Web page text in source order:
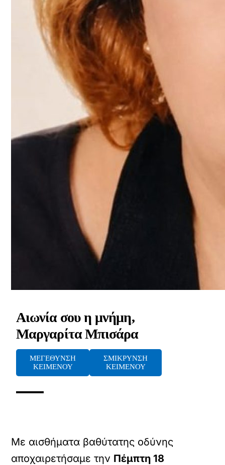
Αιωνία σου η μνήμη,
Μαργαρίτα Μπισάρα
ΜΕΓΕΘΥΝΣΗ
ΚΕΙΜΕΝΟΥ
ΣΜΙΚΡΥΝΣΗ
ΚΕΙΜΕΝΟΥ
Με αισθήματα βαθύτατης οδύνης
αποχαιρετήσαμε την Πέμπτη 18